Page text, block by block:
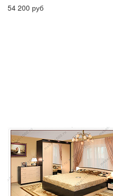
54 200 руб